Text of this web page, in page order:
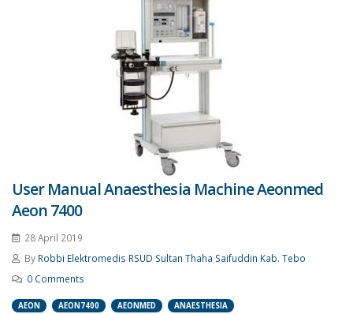
User Manual Anaesthesia Machine Aeonmed
Aeon 7400
28 April 2019
By Robbi Elektromedis RSUD Sultan Thaha Saifuddin Kab. Tebo
0 Comments
AEON AEON7400 AEONMED
ANAESTHESIA